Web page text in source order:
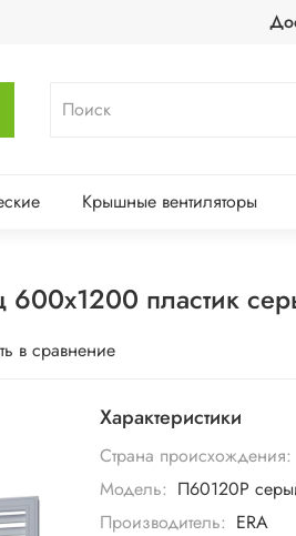
Крышные вентиляторы
пластик
в сравнение
Характеристики
Страна происхождения:
Модель: П60120Р
Производитель: ERA